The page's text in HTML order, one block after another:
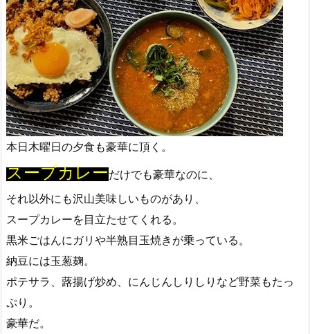
本日木曜日の夕食も豪華に頂く。
スープカレーだけでも豪華なのに、
それ以外にも沢山美味しいものがあり、
スープカレーを目立たせてくれる。
黒米ごはんにガリや半熟目玉焼きが乗っている。
納豆には玉葱麹。
ポテサラ、蕗揚げ炒め、にんじんしりしりなど野菜もたっ
ぷり。
豪華だ。